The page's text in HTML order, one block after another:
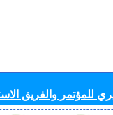
للمؤتمر والفريق